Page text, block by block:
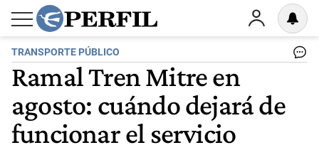
TRANSPORTE PÚBLICO
Ramal Tren Mitre en
agosto: cuándo dejará de
funcionar el servicio